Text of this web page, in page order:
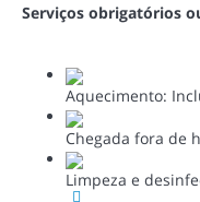
Serviços obrigatórios
Aquecimento:
Chegada fora de
Limpeza e